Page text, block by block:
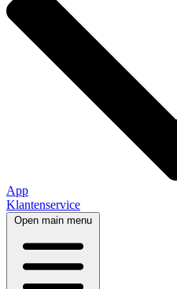
App
Klantenservice
Open main menu